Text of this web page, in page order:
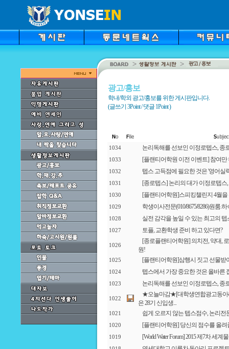
광고/홍보
학내/학외 광고/홍보를 위한 게시판입니다.
(글쓰기 3Point / 댓글 1Point )
1034 논리독해를 선보인 이정로텝스, 종
1033 [플랜티어학원 이전 이벤트] 참여만
1032 텝스 고득점에 필요한 것은 '영어실
1031 [종로텝스] 논리의 대가 이정로텝
1030 [플랜티어학원]스피킹챌린지 4월을
1029 학생이사전문(010/8675/8286)원룸.
1028 실전 감각을 높일 수 있는 최고의 텝
1027 토플, 교환학생 준비 하고 있다면?
1026
[종로플랜티어학원] 의치전, 약대,
원!
1025 [플랜티어학원]삼행시 짓고 선물받
1024 텝스에서 가장 중요한 것은 올바른
1023 논리독해를 선보인 이정로텝스, 종
1022
★오늘마감★[대학생연합광고동아
은 28기 신입생...
1021 쉽게 오르지 않는 텝스점수, 논리전
1020 [플랜티어학원] 당신의 점수를 올
1019 [World Water Forum] 2015 제7차 세